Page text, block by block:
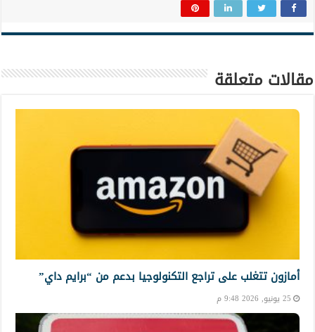
مقالات متعلقة
أمازون تتغلب على تراجع التكنولوجيا بدعم من “برايم داي”
25 يونيو, 2026 9:48 م